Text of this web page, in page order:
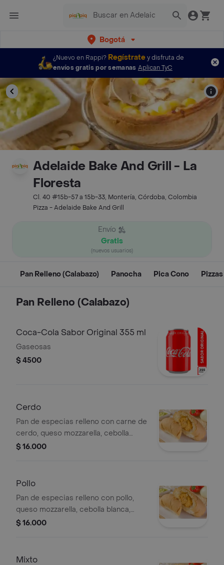
Bogotá
¿Nuevo en Rappi? Regístratey disfruta de
envíos gratis por semanas Aplican TyC
Adelaide Bake And Grill - La
Floresta
Cl. 40 #15b-57 a 15b-33, Montería, Córdoba, Colombia
Pizza - Adelaide Bake And Grill
Envío
Gratis
(nuevos usuarios)
Pan Relleno (Calabazo) Panocha Pica Cono Pizzas
Pan Relleno (Calabazo)
Coca-Cola Sabor Original 355 ml
Gaseosas
$ 4500
Cerdo
Pan de especias relleno con carne de
cerdo, queso mozzarella, cebolla
blanca, pimentón. (horneado) tamaño:
$ 16.000
Pollo
Pan de especias relleno con pollo,
queso mozzarella, cebolla blanca,
pimentón. (horneado) tamaño: 15 cms,
$ 16.000
Mixto